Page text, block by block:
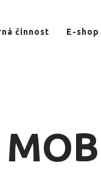
činnost E-shop